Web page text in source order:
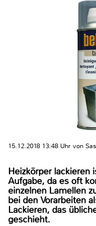
15.12.2018 13:48 Uhr von
Heizkörper lackieren
Aufgabe, da es oft
einzelnen Lamellen
bei den Vorarbeiten
Lackieren, das
geschieht.